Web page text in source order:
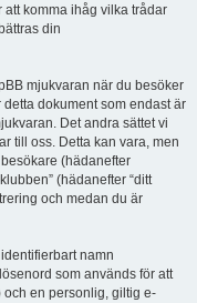
att komma ihåg vilka trådar
din
mjukvaran när du besöker
dokument som endast är
Det andra sättet vi
till oss. Detta kan vara, men
(hädanefter
(hädanefter “ditt
och medan du är
namn
som används för att
och en personlig, giltig e-